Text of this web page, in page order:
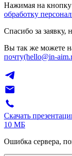
Нажимая на кнопку
обработку
Спасибо за заявку,
Вы так же можете
почту(hello@in-
Скачать
10 МБ
Ошибка сервера,